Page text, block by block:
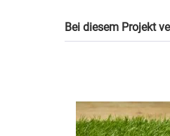
Bei diesem Projekt